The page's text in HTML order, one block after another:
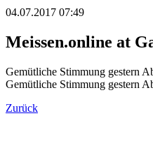
04.07.2017 07:49
Meissen.online at
Gemütliche Stimmung gestern
Gemütliche Stimmung gestern
Zurück